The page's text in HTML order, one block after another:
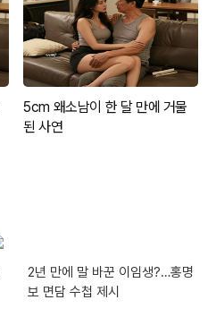
2년 만에 말 바꾼 이임생?…홍명
보 면담 수첩 제시